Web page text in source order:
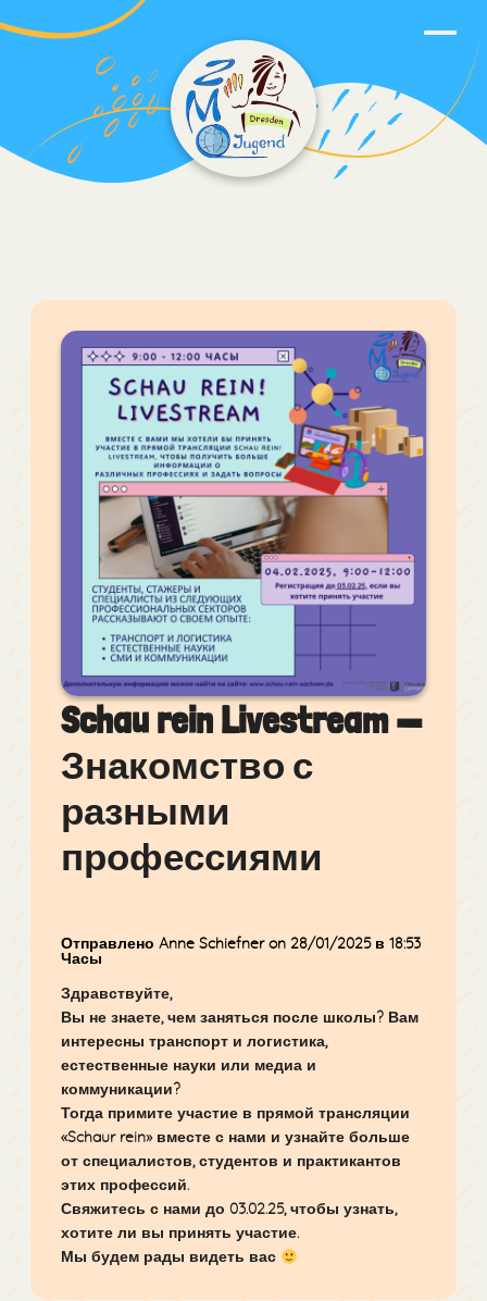
Schau rein Livestream —
Знакомство с
разными
профессиями
Отправлено Anne Schiefner on 28/01/2025 в 18:53
Часы
Здравствуйте,
Вы не знаете, чем заняться после школы? Вам
интересны транспорт и логистика,
естественные науки или медиа и
коммуникации?
Тогда примите участие в прямой трансляции
«Schaur rein» вместе с нами и узнайте больше
от специалистов, студентов и практикантов
этих профессий.
Свяжитесь с нами до 03.02.25, чтобы узнать,
хотите ли вы принять участие.
Мы будем рады видеть вас